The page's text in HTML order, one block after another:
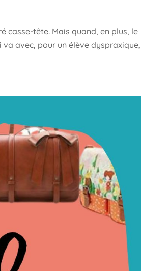
casse-tête. Mais quand, en plus, le
avec, pour un élève dyspraxique,